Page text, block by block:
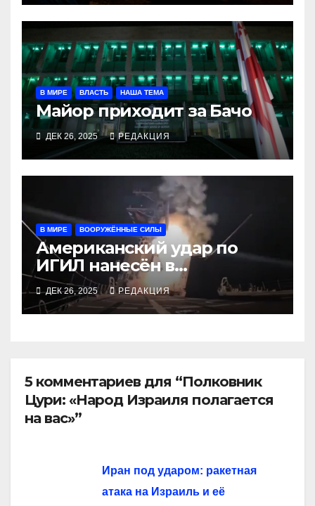
В МИРЕ ВЛАСТЬ НАША ТЕМА
Майор приходит за Бачо
ДЕК 26, 2025 РЕДАКЦИЯ
В МИРЕ ВООРУЖЁННЫЕ СИЛЫ
Американский удар по
ИГИЛ нанесён в
координации с Нигерией
ДЕК 26, 2025 РЕДАКЦИЯ
5 комментариев для “Полковник
Цури: «Народ Израиля полагается
на вас»”
Иран под ударом: ракетная
атака на Израиль и её